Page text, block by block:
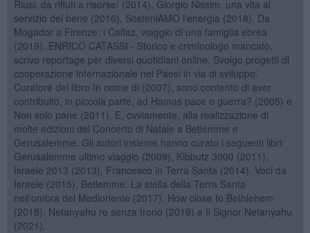
Riusi: da rifiuti a risorse! (2014), Giorgio Nissim, una vita al
servizio del bene (2016), SosteniAMO l'energia (2018), Da
Mogador a Firenze: i Caffaz, viaggio di una famiglia ebrea
(2019). ENRICO CATASSI - Storico e criminologo mancato,
scrivo reportage per diversi quotidiani online. Svolgo progetti di
cooperazione internazionale nei Paesi in via di sviluppo.
Curatore del libro In nome di (2007), sono contento di aver
contribuito, in piccola parte, ad Hamas pace o guerra? (2005) e
Non solo pane (2011). E, ovviamente, alla realizzazione di
molte edizioni del Concerto di Natale a Betlemme e
Gerusalemme. Gli autori insieme hanno curato i seguenti libri:
Gerusalemme ultimo viaggio (2009), Kibbutz 3000 (2011),
Israele 2013 (2013), Francesco in Terra Santa (2014). Voci da
Israele (2015), Betlemme. La stella della Terra Santa
nell'ombra del Medioriente (2017), How close to Bethlehem
(2018), Netanyahu re senza trono (2019) e Il Signor Netanyahu
(2021).